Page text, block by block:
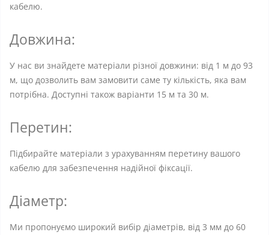
кабелю.
Довжина:
У нас ви знайдете матеріали різної довжини: від 1 м до 93
м, що дозволить вам замовити саме ту кількість, яка вам
потрібна. Доступні також варіанти 15 м та 30 м.
Перетин:
Підбирайте матеріали з урахуванням перетину вашого
кабелю для забезпечення надійної фіксації.
Діаметр:
Ми пропонуємо широкий вибір діаметрів, від 3 мм до 60